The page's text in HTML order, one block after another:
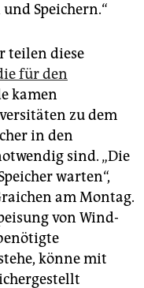
Speichern.“
teilen diese
für den
kamen
zu dem
in den
sind. „Die
warten“,
am Montag.
von Wind-
könne mit